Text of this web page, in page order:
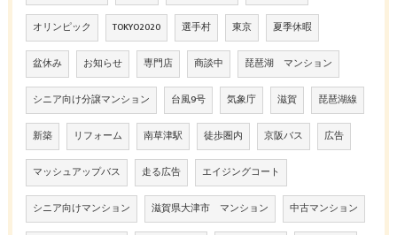
オリンピック TOKYO2020 選手村 東京 夏季休暇
盆休み お知らせ 専門店 商談中 琵琶湖 マンション
シニア向け分譲マンション 台風9号 気象庁 滋賀 琵琶湖線
新築 リフォーム 南草津駅 徒歩圏内 京阪バス 広告
マッシュアップバス 走る広告 エイジングコート
シニア向けマンション 滋賀県大津市 マンション 中古マンション